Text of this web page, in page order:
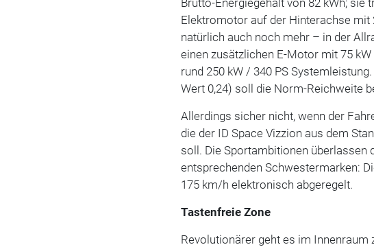
Brutto-Energiegehalt von 82 kWh; sie
Elektromotor auf der Hinterachse mit
natürlich auch noch mehr – in der
einen zusätzlichen E-Motor mit 75
rund 250 kW / 340 PS
Wert 0,24) soll die Norm-Reichweite
Allerdings sicher nicht, wenn der
die der ID Space Vizzion aus dem
soll. Die Sportambitionen überlassen
entsprechenden Schwestermarken:
175 km/h elektronisch abgeregelt.
Tastenfreie Zone
Revolutionärer geht es im Innenraum